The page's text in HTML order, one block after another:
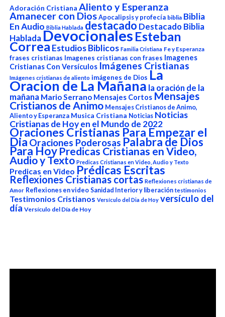
Adoración Cristiana Aliento y Esperanza
Amanecer con Dios Apocalipsis y profecía biblia Biblia
En Audio Biblia Hablada destacado Destacado Biblia
HabladaDevocionalesEsteban
Correa Estudios Biblicos Familia Cristiana Fe y Esperanza
frases cristianas Imagenes cristianas con frases Imagenes
Cristianas Con Versículos Imágenes Cristianas
Imágenes cristianas de aliento imágenes de Dios La
Oracion de La Mañana la oración de la
mañana Mario Serrano Mensajes Cortos Mensajes
Cristianos de Animo Mensajes Cristianos de Animo,
Aliento y Esperanza Musica Cristiana Noticias Noticias
Cristianas de Hoy en el Mundo de 2022
Oraciones Cristianas Para Empezar el
DiaOraciones Poderosas Palabra de Dios
Para Hoy Predicas Cristianas en Video,
Audio y Texto Predicas Cristianas en Video, Audio y Texto
Predicas en Video Prédicas Escritas
Reflexiones Cristianas cortas Reflexiones cristianas de
Amor Reflexiones en video Sanidad Interior y liberación testimonios
Testimonios Cristianos Versículo del Dia de Hoy versículo del
día Versículo del Día de Hoy
Reproductor